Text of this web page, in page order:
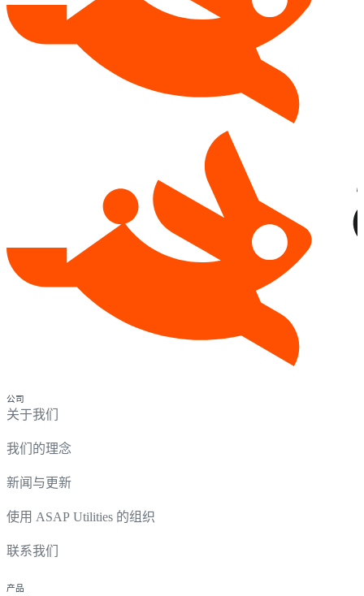
公司
关于我们
我们的理念
新闻与更新
使用 ASAP Utilities 的组织
联系我们
产品